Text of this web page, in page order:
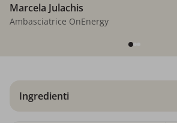
Marcela Julachis
Ambasciatrice OnEnergy
Ingredienti